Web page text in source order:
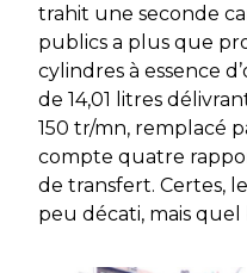
trahit une seconde
publics a plus que
cylindres à essence
de 14,01 litres
150 tr/mn, remplacé
compte quatre
de transfert. Certes,
peu décati, mais